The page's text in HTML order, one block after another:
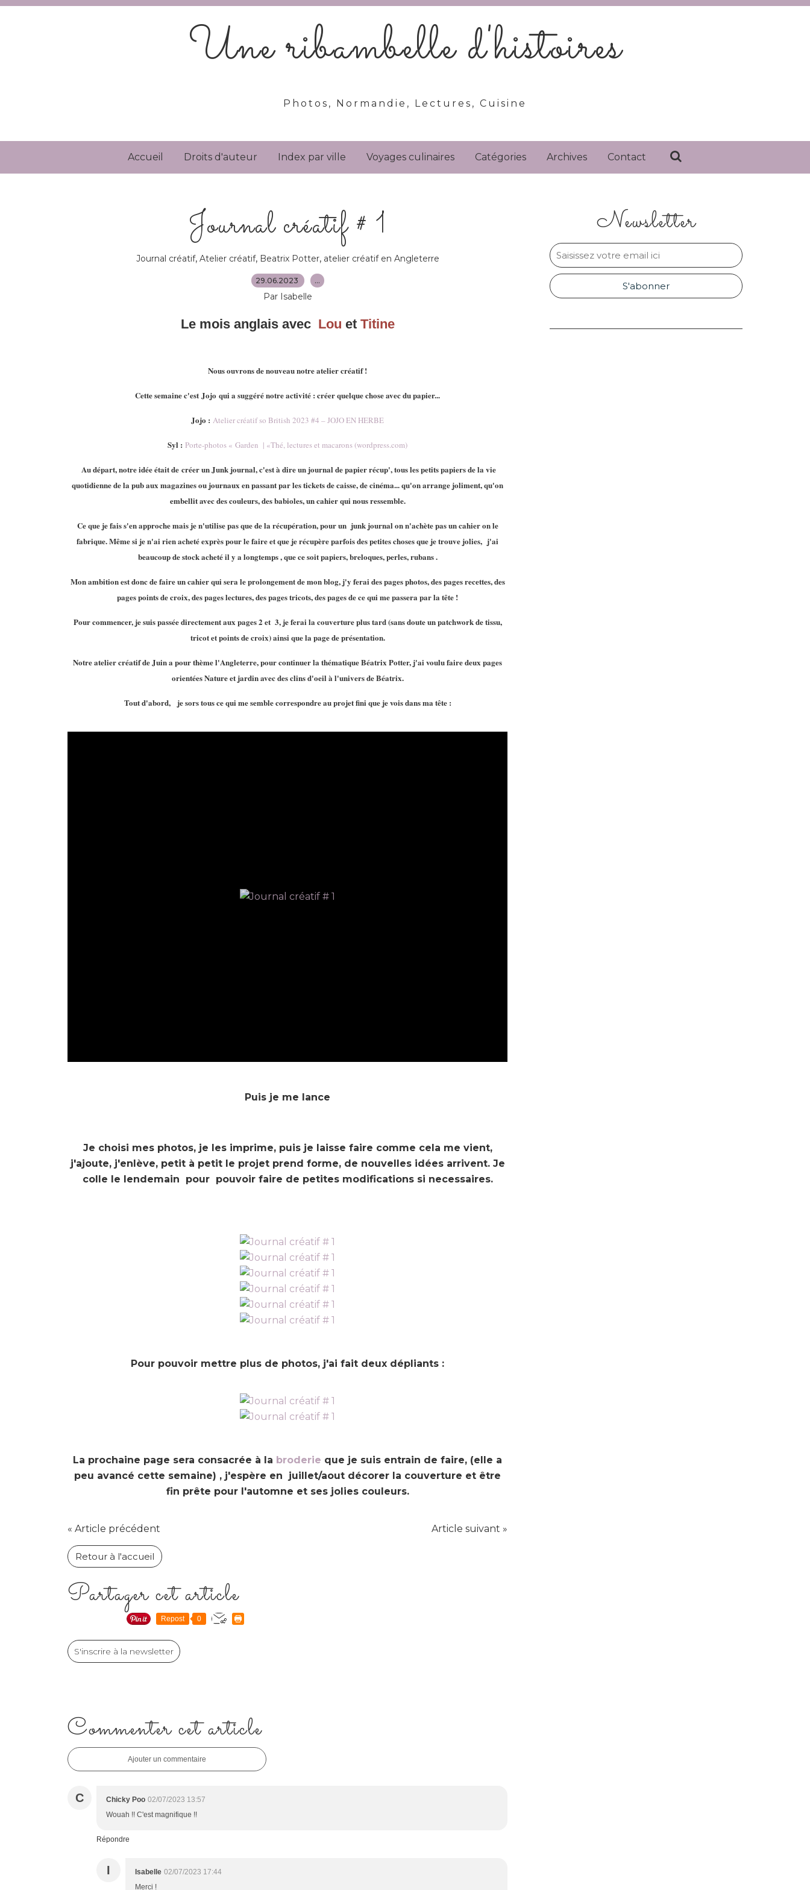
Une ribambelle d'histoires
Photos, Normandie, Lectures, Cuisine
Accueil Droits d'auteur Index par ville Voyages culinaires Catégories Archives Contact
Journal créatif # 1
Journal créatif, Atelier créatif, Beatrix Potter, atelier créatif en Angleterre
29.06.2023 …
Par Isabelle
Le mois anglais avec Lou et Titine
Nous ouvrons de nouveau notre atelier créatif !
Cette semaine c'est Jojo qui a suggéré notre activité : créer quelque chose avec du papier...
Jojo : Atelier créatif so British 2023 #4 – JOJO EN HERBE
Syl : Porte-photos « Garden | «Thé, lectures et macarons (wordpress.com)
Au départ, notre idée était de créer un Junk journal, c'est à dire un journal de papier récup', tous les petits papiers de la vie
quotidienne de la pub aux magazines ou journaux en passant par les tickets de caisse, de cinéma... qu'on arrange joliment, qu'on
embellit avec des couleurs, des babioles, un cahier qui nous ressemble.
Ce que je fais s'en approche mais je n'utilise pas que de la récupération, pour un junk journal on n'achète pas un cahier on le
fabrique. Même si je n'ai rien acheté exprès pour le faire et que je récupère parfois des petites choses que je trouve jolies, j'ai
beaucoup de stock acheté il y a longtemps , que ce soit papiers, breloques, perles, rubans .
Mon ambition est donc de faire un cahier qui sera le prolongement de mon blog, j'y ferai des pages photos, des pages recettes, des
pages points de croix, des pages lectures, des pages tricots, des pages de ce qui me passera par la tête !
Pour commencer, je suis passée directement aux pages 2 et 3, je ferai la couverture plus tard (sans doute un patchwork de tissu,
tricot et points de croix) ainsi que la page de présentation.
Notre atelier créatif de Juin a pour thème l'Angleterre, pour continuer la thématique Béatrix Potter, j'ai voulu faire deux pages
orientées Nature et jardin avec des clins d'oeil à l'univers de Béatrix.
Tout d'abord, je sors tous ce qui me semble correspondre au projet fini que je vois dans ma tête :
Puis je me lance
Je choisi mes photos, je les imprime, puis je laisse faire comme cela me vient,
j'ajoute, j'enlève, petit à petit le projet prend forme, de nouvelles idées arrivent. Je
colle le lendemain pour pouvoir faire de petites modifications si necessaires.
Pour pouvoir mettre plus de photos, j'ai fait deux dépliants :
La prochaine page sera consacrée à la broderie que je suis entrain de faire, (elle a
peu avancé cette semaine) , j'espère en juillet/aout décorer la couverture et être
fin prête pour l'automne et ses jolies couleurs.
« Article précédent Article suivant »
Retour à l'accueil
Partager cet article
Repost 0
S'inscrire à la newsletter
Commenter cet article
Ajouter un commentaire
C Chicky Poo 02/07/2023 13:57
Wouah !! C'est magnifique !!
Répondre
I Isabelle 02/07/2023 17:44
Merci !
Newsletter